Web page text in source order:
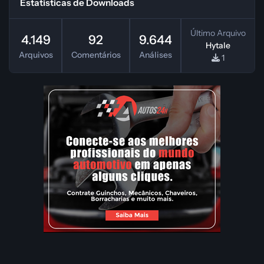
Estatísticas de Downloads
4.149
Arquivos
92
Comentários
9.644
Análises
Último Arquivo
Hytale
1